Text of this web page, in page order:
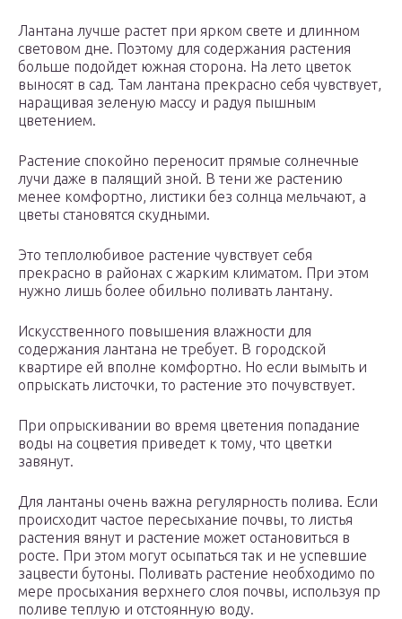
Лантана лучше растет при ярком свете и длинном
световом дне. Поэтому для содержания растения
больше подойдет южная сторона. На лето цветок
выносят в сад. Там лантана прекрасно себя чувствует,
наращивая зеленую массу и радуя пышным
цветением.
Растение спокойно переносит прямые солнечные
лучи даже в палящий зной. В тени же растению
менее комфортно, листики без солнца мельчают, а
цветы становятся скудными.
Это теплолюбивое растение чувствует себя
прекрасно в районах с жарким климатом. При этом
нужно лишь более обильно поливать лантану.
Искусственного повышения влажности для
содержания лантана не требует. В городской
квартире ей вполне комфортно. Но если вымыть и
опрыскать листочки, то растение это почувствует.
При опрыскивании во время цветения попадание
воды на соцветия приведет к тому, что цветки
завянут.
Для лантаны очень важна регулярность полива. Если
происходит частое пересыхание почвы, то листья
растения вянут и растение может остановиться в
росте. При этом могут осыпаться так и не успевшие
зацвести бутоны. Поливать растение необходимо по
мере просыхания верхнего слоя почвы, используя пр
поливе теплую и отстоянную воду.